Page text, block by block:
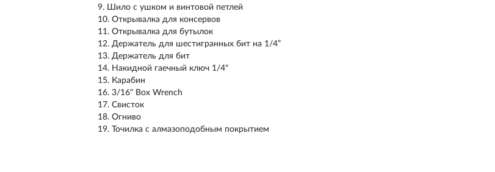
Шило с ушком и винтовой петлей
Открывалка для консервов
Открывалка для бутылок
Держатель для шестигранных бит на 1/4”
Держатель для бит
Накидной гаечный ключ 1/4"
Карабин
3/16" Box Wrench
Свисток
Огниво
Точилка с алмазоподобным покрытием